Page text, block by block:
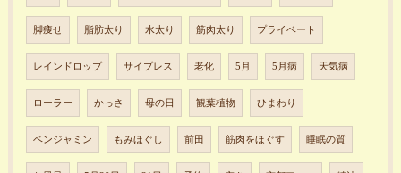
脚痩せ 脂肪太り 水太り 筋肉太り プライベート
レインドロップ サイプレス 老化 5月 5月病 天気病
ローラー かっさ 母の日 観葉植物 ひまわり
ベンジャミン もみほぐし 前田 筋肉をほぐす 睡眠の質